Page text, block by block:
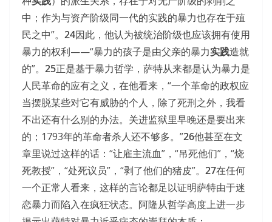
中；作为与资产阶级同一代的实践的暴力也存在于殖
民之中”。 24因此，他认为被统治阶级也应该拥有使用
暴力的权利——“暴力的孩子是由父亲的暴力实践造就
的”。 25正是基于暴力哲学，萨特从来都是认为暴力是
人民革命的应有之义，在他看来，“一个革命的政权应
当摆脱某些对它有威胁的个人，除了死刑之外，我看
不出还有什么别的办法。关进监狱里早晚还是要出来
的；1793年的革命者杀人还不够多。”26他甚至在文
章里说过这样的话：“让雇主流血”，“吊死他们”，“烧
死教授”，“处死议员”，“剥了他们的猪皮”。 27在任何
一个正常人看来，这样的言论都足以证明萨特由于迷
恋暴力而陷入在疯狂状态。阿隆从哲学高度上进一步